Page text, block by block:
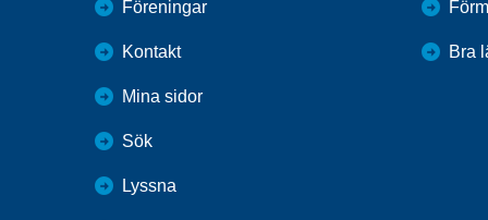
Föreningar
Kontakt
Mina sidor
Sök
Lyssna
Bra